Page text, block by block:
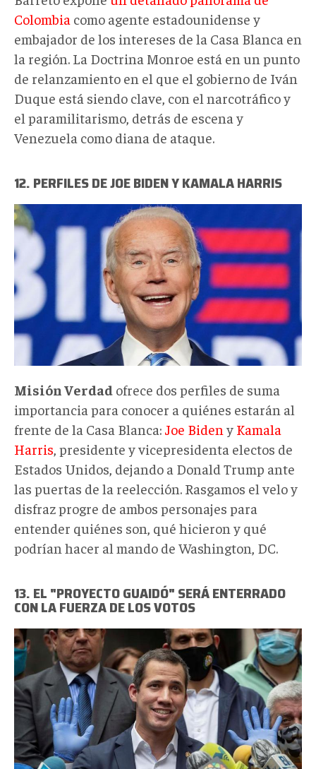
Colombia como agente estadounidense y
embajador de los intereses de la Casa Blanca en
la región. La Doctrina Monroe está en un punto
de relanzamiento en el que el gobierno de Iván
Duque está siendo clave, con el narcotráfico y
el paramilitarismo, detrás de escena y
Venezuela como diana de ataque.
12. PERFILES DE JOE BIDEN Y KAMALA HARRIS
biden
risita
(1).jpg
Misión Verdad ofrece dos perfiles de suma
importancia para conocer a quiénes estarán al
frente de la Casa Blanca: Joe Biden y Kamala
Harris , presidente y vicepresidenta electos de
Estados Unidos, dejando a Donald Trump ante
las puertas de la reelección. Rasgamos el velo y
disfraz progre de ambos personajes para
entender quiénes son, qué hicieron y qué
podrían hacer al mando de Washington, DC.
13. EL "PROYECTO GUAIDÓ" SERÁ ENTERRADO
CON LA FUERZA DE LOS VOTOS
guaidou
(1).jpg